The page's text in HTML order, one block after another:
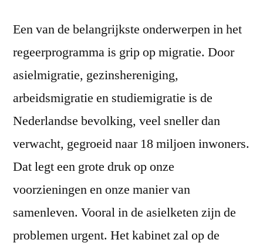
Een van de belangrijkste onderwerpen in het
regeerprogramma is grip op migratie. Door
asielmigratie, gezinshereniging,
arbeidsmigratie en studiemigratie is de
Nederlandse bevolking, veel sneller dan
verwacht, gegroeid naar 18 miljoen inwoners.
Dat legt een grote druk op onze
voorzieningen en onze manier van
samenleven. Vooral in de asielketen zijn de
problemen urgent. Het kabinet zal op de